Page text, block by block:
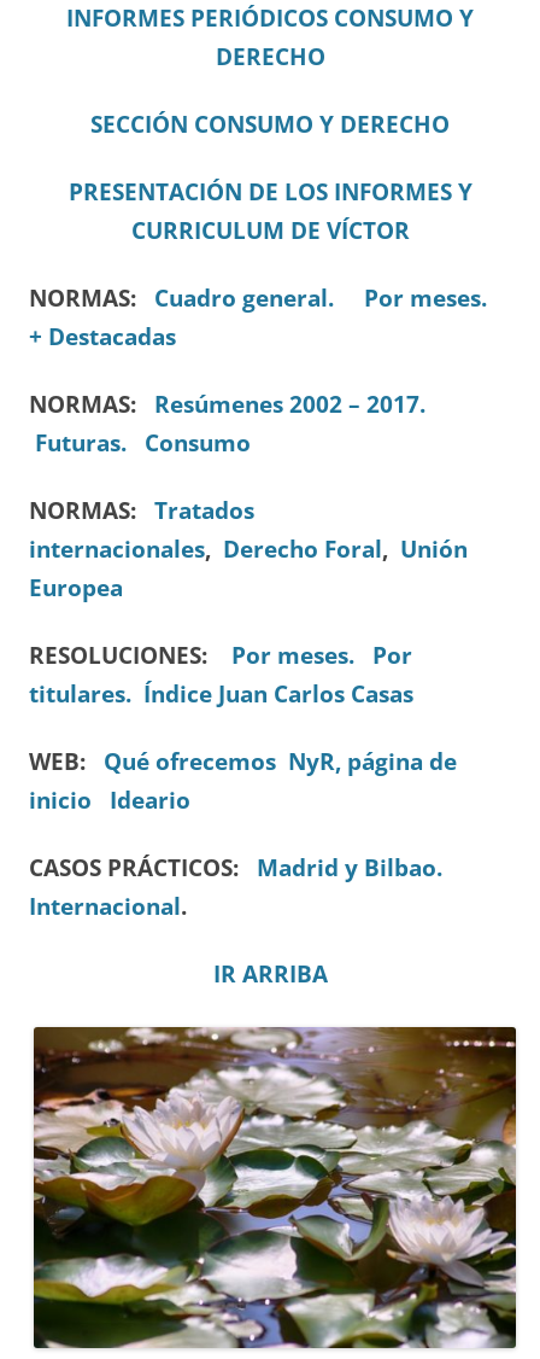
INFORMES PERIÓDICOS CONSUMO Y
DERECHO
SECCIÓN CONSUMO Y DERECHO
PRESENTACIÓN DE LOS INFORMES Y
CURRICULUM DE VÍCTOR
NORMAS: Cuadro general.
Por meses.
+ Destacadas
NORMAS: Resúmenes 2002 – 2017.
Futuras.
Consumo
NORMAS: Tratados
internacionales, Derecho Foral, Unión
Europea
RESOLUCIONES: Por meses.
Por
titulares. Índice Juan Carlos Casas
WEB: Qué ofrecemos NyR, página de
inicio
Ideario
CASOS PRÁCTICOS: Madrid y Bilbao.
Internacional.
IR ARRIBA